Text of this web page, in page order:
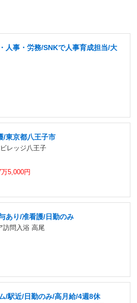
人事・労務/SNKで人事育成担当/大
/東京都八王子市
レッジ八王子
5,000円
あり/准看護/日勤のみ
訪問入浴 高尾
/駅近/日勤のみ/高月給/4週8休